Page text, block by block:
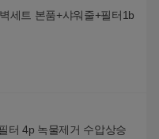
세트 본품+샤워줄+필터1b
터 4p 녹물제거 수압상승